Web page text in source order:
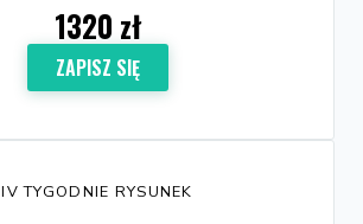
1320 zł
ZAPISZ SIĘ
IV TYGODNIE RYSUNEK